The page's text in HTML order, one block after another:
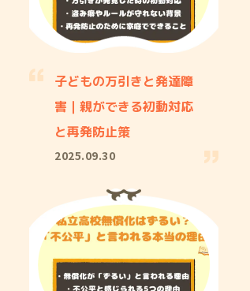
子どもの万引きと発達障
害｜親ができる初動対応
と再発防止策
2025.09.30